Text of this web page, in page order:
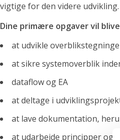
vigtige for den videre udvikling.
Dine primære opgaver vil
at udvikle
at sikre systemoverblik
dataflow og EA
at deltage i
at lave dokumentation,
at udarbejde principper og
Emnebank
Forberedelse
Nyheder
Hav en fantastisk sommer(ferie) ☀️
AI-revolutionen er allerede sket –
Skift i typen af